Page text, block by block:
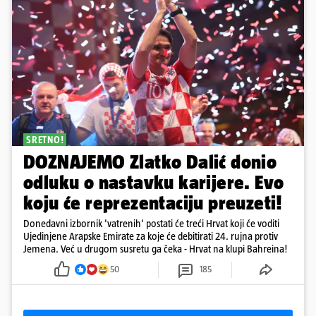
SRETNO!
DOZNAJEMO Zlatko Dalić donio
odluku o nastavku karijere. Evo
koju će reprezentaciju preuzeti!
Donedavni izbornik 'vatrenih' postati će treći Hrvat koji će voditi
Ujedinjene Arapske Emirate za koje će debitirati 24. rujna protiv
Jemena. Već u drugom susretu ga čeka - Hrvat na klupi Bahreina!
50 185